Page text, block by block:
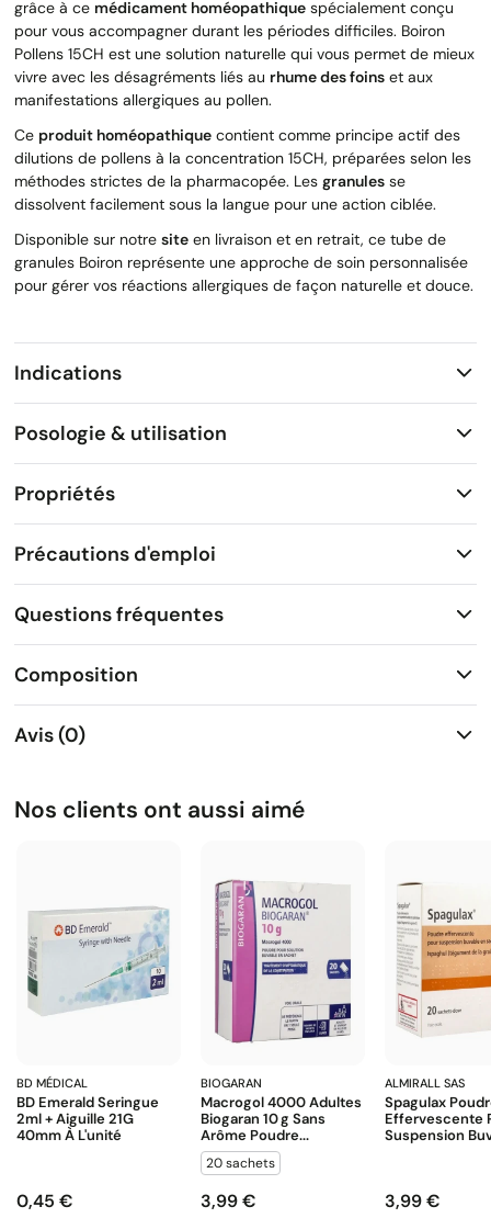
grâce à ce médicament homéopathique spécialement conçu
pour vous accompagner durant les périodes difficiles. Boiron
Pollens 15CH est une solution naturelle qui vous permet de mieux
vivre avec les désagréments liés au rhume des foins et aux
manifestations allergiques au pollen.
Ce produit homéopathique contient comme principe actif des
dilutions de pollens à la concentration 15CH, préparées selon les
méthodes strictes de la pharmacopée. Les granules se
dissolvent facilement sous la langue pour une action ciblée.
Disponible sur notre site en livraison et en retrait, ce tube de
granules Boiron représente une approche de soin personnalisée
pour gérer vos réactions allergiques de façon naturelle et douce.
Indications
Posologie & utilisation
Propriétés
Précautions d'emploi
Questions fréquentes
Composition
Avis (0)
Nos clients ont aussi aimé
BD MÉDICAL
BD Emerald Seringue
2ml + Aiguille 21G
40mm À L'unité
Prix
0,45 €
BIOGARAN
Macrogol 4000 Adultes
Biogaran 10 G Sans
Arôme Poudre...
20 sachets
Prix
3,99 €
ALMIRALL SAS
Spagulax
Effervescente
Suspension
Prix
3,99 €